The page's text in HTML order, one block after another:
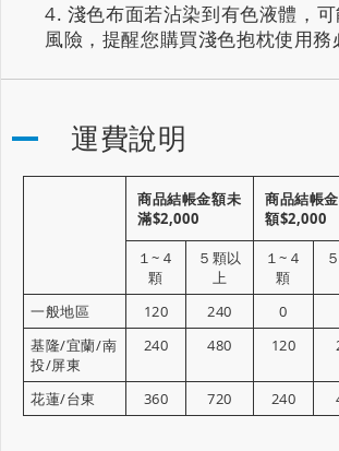
淺色布面若沾染到有色液體，
風險，提醒您購買淺色抱枕使用務
運費說明
商品結帳金額未
滿$2,000
商品結帳
額$2,000
１~４
顆
５顆以
上
１~４
顆
一般地區
120 240 0
基隆/宜蘭/南
投/屏東
240 480 120
花蓮/台東 360 720 240